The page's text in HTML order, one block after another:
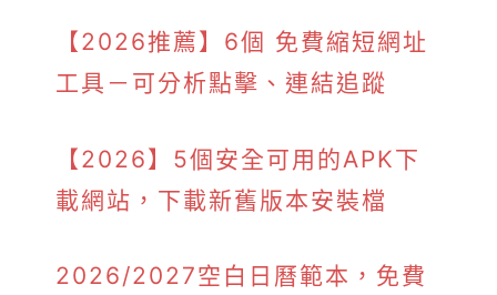
【2026推薦】6個 免費縮短網址
工具－可分析點擊、連結追蹤
【2026】5個安全可用的APK下
載網站，下載新舊版本安裝檔
2026/2027空白日曆範本，免費